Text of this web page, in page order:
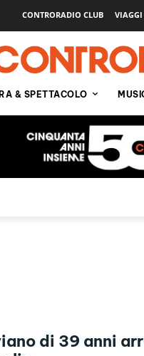
CONTRORADIO CLUB VIAGGI
& SPETTACOLO
di 39 anni